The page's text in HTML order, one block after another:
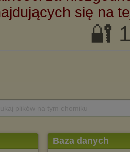
Baza danych